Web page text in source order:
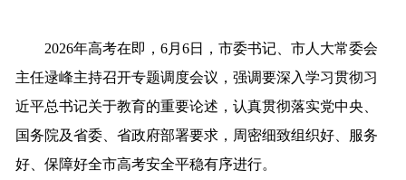
2026年高考在即，6月6日，市委书记 、市人大常委会
主任逯峰主持召开专题调度会议 ，强调要深入学习贯彻习
近平总书记关于教育的重要论述，认真贯彻落实党中央
国务院及省委、省政府部署要求 ， 周密细致组织好、
服务
好 、保障好全市高考安全平稳有序进行。